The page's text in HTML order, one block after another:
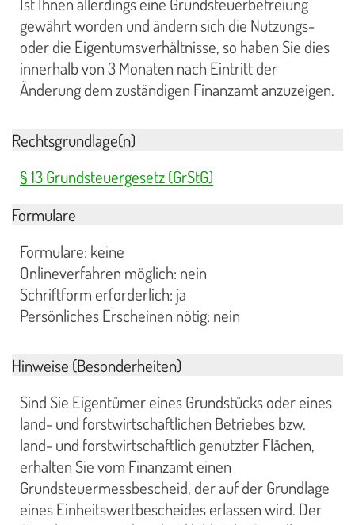
gewährt worden und ändern sich die Nutzungs-
oder die Eigentumsverhältnisse, so haben Sie dies
innerhalb von 3 Monaten nach Eintritt der
Änderung dem zuständigen Finanzamt anzuzeigen.
Rechtsgrundlage(n)
§ 13 Grundsteuergesetz (GrStG)
Formulare
Formulare: keine
Onlineverfahren möglich: nein
Schriftform erforderlich: ja
Persönliches Erscheinen nötig: nein
Hinweise (Besonderheiten)
Sind Sie Eigentümer eines Grundstücks oder eines
land- und forstwirtschaftlichen Betriebes bzw.
land- und forstwirtschaftlich genutzter Flächen,
erhalten Sie vom Finanzamt einen
Grundsteuermessbescheid, der auf der Grundlage
eines Einheitswertbescheides erlassen wird. Der